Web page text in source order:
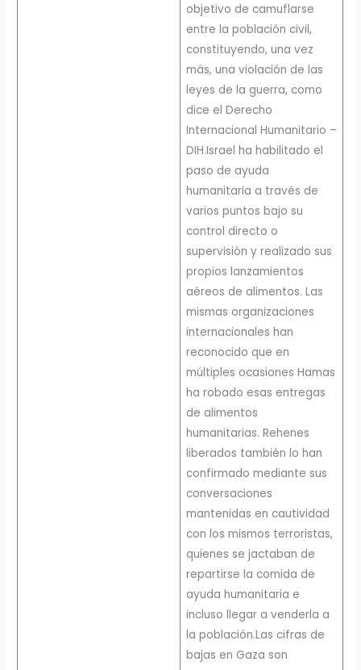
objetivo de camuflarse
entre la población civil,
constituyendo, una vez
más, una violación de las
leyes de la guerra, como
dice el Derecho
Internacional Humanitario –
DIH.Israel ha habilitado el
paso de ayuda
humanitaria a través de
varios puntos bajo su
control directo o
supervisión y realizado sus
propios lanzamientos
aéreos de alimentos. Las
mismas organizaciones
internacionales han
reconocido que en
múltiples ocasiones Hamas
ha robado esas entregas
de alimentos
humanitarias. Rehenes
liberados también lo han
confirmado mediante sus
conversaciones
mantenidas en cautividad
con los mismos terroristas,
quienes se jactaban de
repartirse la comida de
ayuda humanitaria e
incluso llegar a venderla a
la población.Las cifras de
bajas en Gaza son